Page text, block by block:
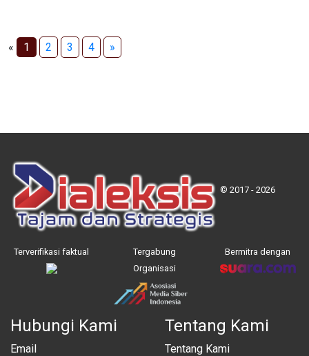
« 1 2 3 4 »
© 2017 - 2026
Terverifikasi faktual
Tergabung
Organisasi
Bermitra dengan
Hubungi Kami
Email
Tentang Kami
Tentang Kami